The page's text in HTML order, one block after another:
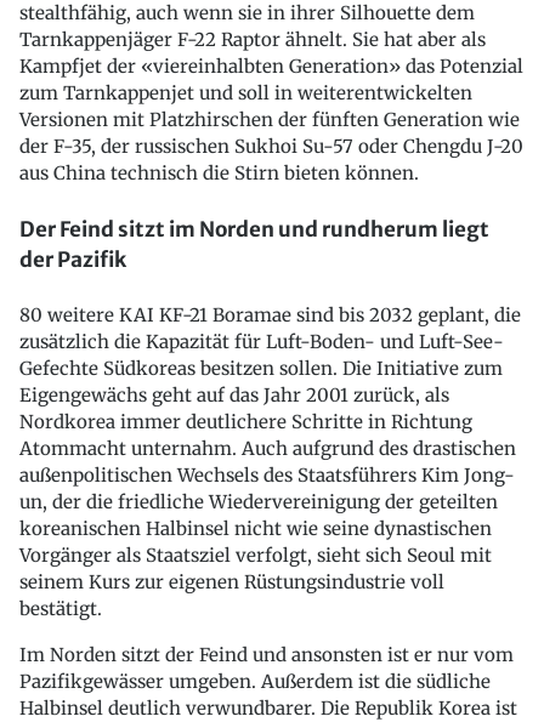
stealthfähig, auch wenn sie in ihrer Silhouette dem
Tarnkappenjäger F-22 Raptor ähnelt. Sie hat aber als
Kampfjet der «viereinhalbten Generation» das Potenzial
zum Tarnkappenjet und soll in weiterentwickelten
Versionen mit Platzhirschen der fünften Generation wie
der F-35, der russischen Sukhoi Su-57 oder Chengdu J-20
aus China technisch die Stirn bieten können.
Der Feind sitzt im Norden und rundherum liegt
der Pazifik
80 weitere KAI KF-21 Boramae sind bis 2032 geplant, die
zusätzlich die Kapazität für Luft-Boden- und Luft-See-
Gefechte Südkoreas besitzen sollen. Die Initiative zum
Eigengewächs geht auf das Jahr 2001 zurück, als
Nordkorea immer deutlichere Schritte in Richtung
Atommacht unternahm. Auch aufgrund des drastischen
außenpolitischen Wechsels des Staatsführers Kim Jong-
un, der die friedliche Wiedervereinigung der geteilten
koreanischen Halbinsel nicht wie seine dynastischen
Vorgänger als Staatsziel verfolgt, sieht sich Seoul mit
seinem Kurs zur eigenen Rüstungsindustrie voll
bestätigt.
Im Norden sitzt der Feind und ansonsten ist er nur vom
Pazifikgewässer umgeben. Außerdem ist die südliche
Halbinsel deutlich verwundbarer. Die Republik Korea ist